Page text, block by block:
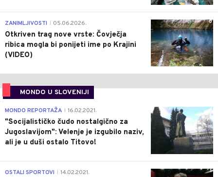
0
ZANIMLJIVOSTI 05.06.2026.
Otkriven trag nove vrste: Čovječja
ribica mogla bi ponijeti ime po Krajini
(VIDEO)
MONDO U SLOVENIJI
4
MONDO REPORTAŽA 16.02.2021.
"Socijalističko čudo nostalgično za
Jugoslavijom": Velenje je izgubilo naziv,
ali je u duši ostalo Titovo!
1
OSTALI SPORTOVI 14.02.2021.